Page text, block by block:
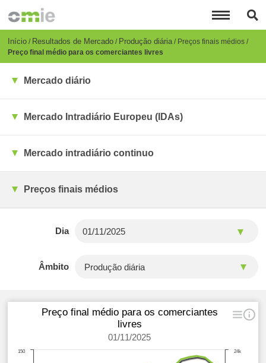
para
conteúdo
principal
Breadcrumb
Início Resultados de Mercado Produção diária Preços finais médios
Preço final médio para os comerciantes livres
Mercado diário
Mercado Intradiário Europeu (IDAs)
Mercado intradiário continuo
Preços finais médios
Dia
Âmbito
Preço final médio para os comerciantes
livres
01/11/2025
24k
150